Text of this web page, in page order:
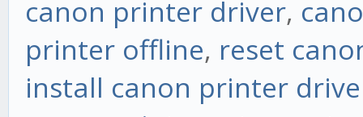
canon printer driver,
printer offline, reset
install canon printer